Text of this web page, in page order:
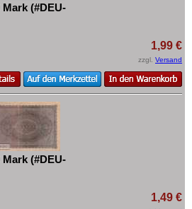
Mark (#DEU-
1,99 €
zzgl. Versand
Mark (#DEU-
1,49 €